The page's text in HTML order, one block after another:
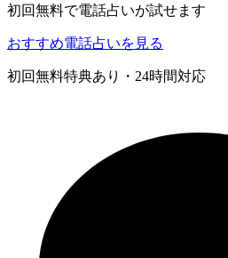
初回無料で電話占いが試せます
おすすめ電話占いを見る
初回無料特典あり・24時間対応